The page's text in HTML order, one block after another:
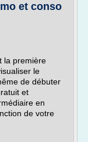
et conso
la première
le
de débuter
et
en
de votre